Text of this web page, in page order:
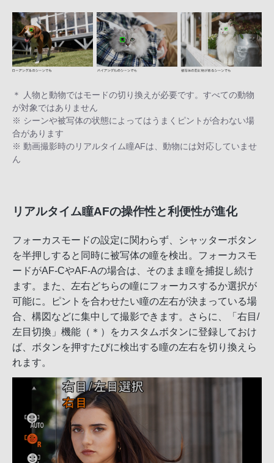
＊ 人物と動物ではモードの切り換えが必要です。すべての動物
が対象ではありません
※ シーンや被写体の状態によってはうまくピントが合わない場
合があります
※ 動画撮影時のリアルタイム瞳AFは、動物には対応していませ
ん
リアルタイム瞳AFの操作性と利便性が進化
フォーカスモードの設定に関わらず、シャッターボタン
を半押しすると同時に被写体の瞳を検出。フォーカスモ
ードがAF-CやAF-Aの場合は、そのまま瞳を捕捉し続け
ます。また、左右どちらの瞳にフォーカスするか選択が
可能に。ピントを合わせたい瞳の左右が決まっている場
合、構図などに集中して撮影できます。さらに、「右目/
左目切換」機能（＊）をカスタムボタンに登録しておけ
ば、ボタンを押すたびに検出する瞳の左右を切り換えら
れます。